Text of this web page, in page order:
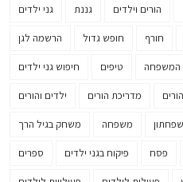
גני ילדים גננת הורים וילדים
הרשמה לגן חופש גדול חורף
חיפוש גני ילדים טיפים המשפחה
ילדים והורים מדריכת הורים
משחק בגיל הרך משפחה
ספרים פיקוח בגני ילדים פסח